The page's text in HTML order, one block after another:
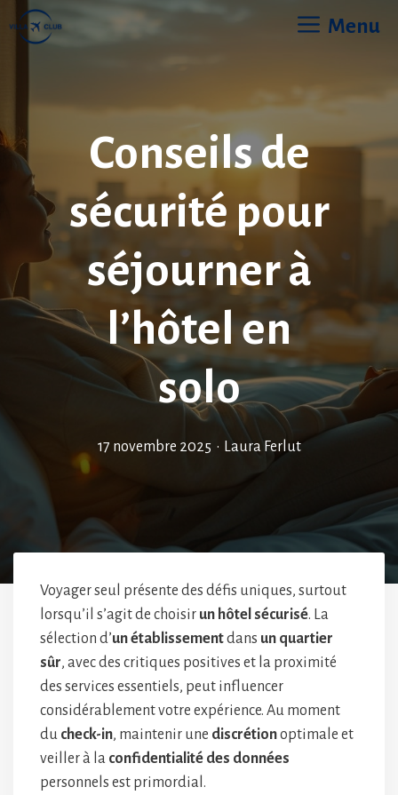
Aller
au
Menu
Conseils de
sécurité pour
séjourner à
l’hôtel en
solo
17 novembre 2025 • Laura Ferlut
Voyager seul présente des défis uniques, surtout
lorsqu’il s’agit de choisir un hôtel sécurisé. La
sélection d’un établissementdans un quartier
sûr, avec des critiques positives et la proximité
des services essentiels, peut influencer
considérablement votre expérience. Au moment
du check-in, maintenir une discrétionoptimale et
veiller à la confidentialité des données
personnels est primordial.